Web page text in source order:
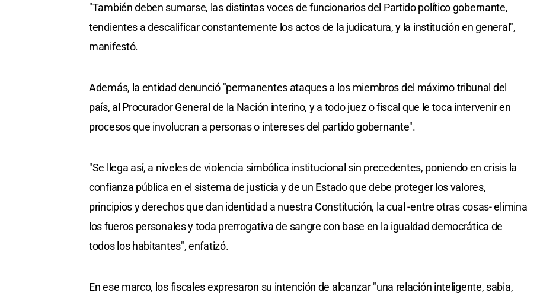
"También deben sumarse, las distintas voces de funcionarios del Partido político gobernante,
tendientes a descalificar constantemente los actos de la judicatura, y la institución en general",
manifestó.
Además, la entidad denunció "permanentes ataques a los miembros del máximo tribunal del
país, al Procurador General de la Nación interino, y a todo juez o fiscal que le toca intervenir en
procesos que involucran a personas o intereses del partido gobernante".
"Se llega así, a niveles de violencia simbólica institucional sin precedentes, poniendo en crisis la
confianza pública en el sistema de justicia y de un Estado que debe proteger los valores,
principios y derechos que dan identidad a nuestra Constitución, la cual -entre otras cosas- elimina
los fueros personales y toda prerrogativa de sangre con base en la igualdad democrática de
todos los habitantes", enfatizó.
En ese marco, los fiscales expresaron su intención de alcanzar "una relación inteligente, sabia,